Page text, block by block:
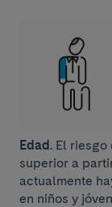
Edad. El
superior a
actualmente
en niños y